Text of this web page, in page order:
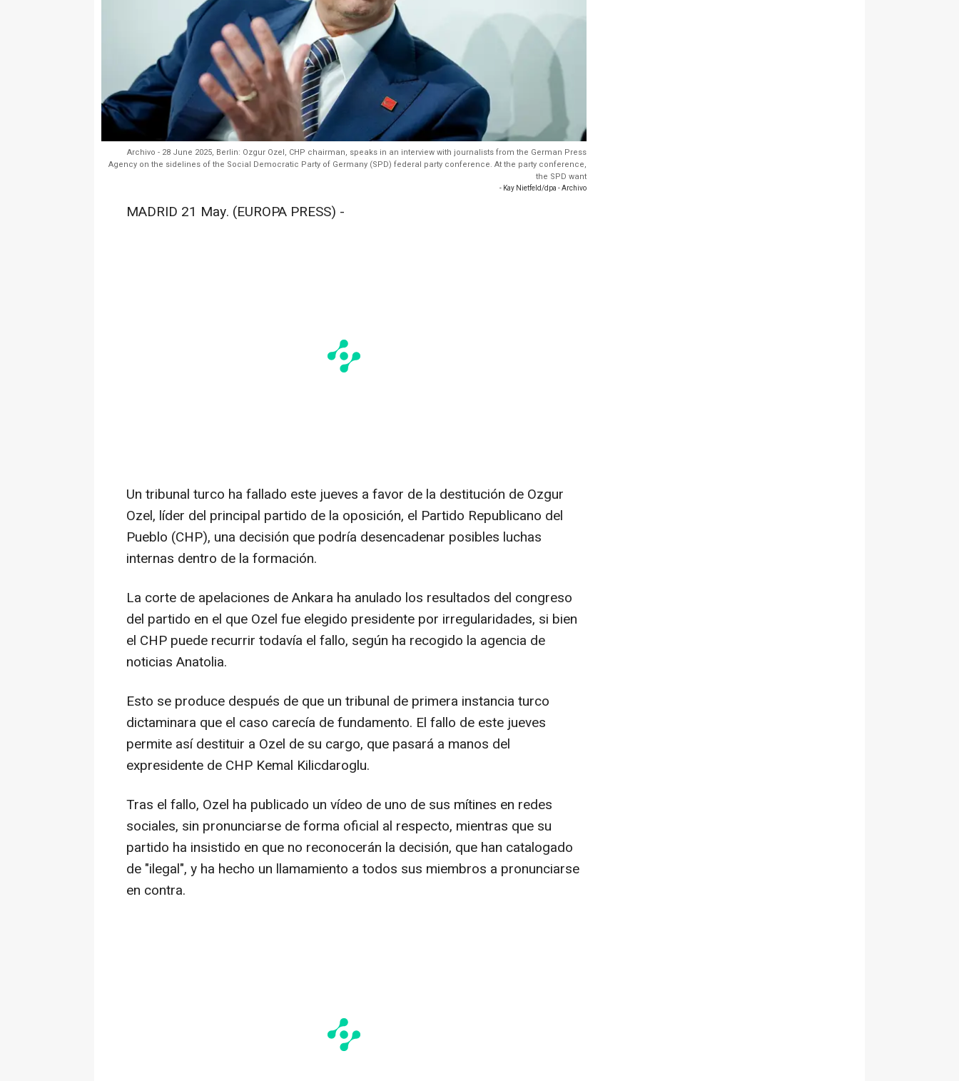
Archivo - 28 June 2025, Berlin: Ozgur Ozel, CHP chairman, speaks in an interview with journalists from the German Press
Agency on the sidelines of the Social Democratic Party of Germany (SPD) federal party conference. At the party conference,
the SPD want
- Kay Nietfeld/dpa - Archivo
MADRID 21 May. (EUROPA PRESS) -
Un tribunal turco ha fallado este jueves a favor de la destitución de Ozgur
Ozel, líder del principal partido de la oposición, el Partido Republicano del
Pueblo (CHP), una decisión que podría desencadenar posibles luchas
internas dentro de la formación.
La corte de apelaciones de Ankara ha anulado los resultados del congreso
del partido en el que Ozel fue elegido presidente por irregularidades, si bien
el CHP puede recurrir todavía el fallo, según ha recogido la agencia de
noticias Anatolia.
Esto se produce después de que un tribunal de primera instancia turco
dictaminara que el caso carecía de fundamento. El fallo de este jueves
permite así destituir a Ozel de su cargo, que pasará a manos del
expresidente de CHP Kemal Kilicdaroglu.
Tras el fallo, Ozel ha publicado un vídeo de uno de sus mítines en redes
sociales, sin pronunciarse de forma oficial al respecto, mientras que su
partido ha insistido en que no reconocerán la decisión, que han catalogado
de "ilegal", y ha hecho un llamamiento a todos sus miembros a pronunciarse
en contra.